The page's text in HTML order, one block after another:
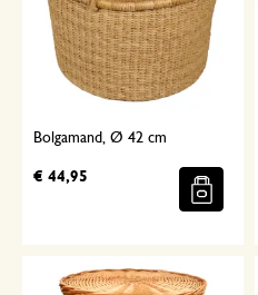
Bolgamand, Ø 42 cm
€ 44,95